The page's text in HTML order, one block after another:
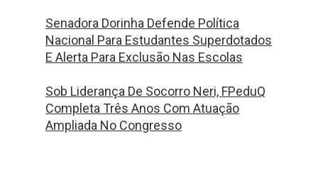
Senadora Dorinha Defende Política
Nacional Para Estudantes Superdotados
E Alerta Para Exclusão Nas Escolas
Sob Liderança De Socorro Neri, FPeduQ
Completa Três Anos Com Atuação
Ampliada No Congresso